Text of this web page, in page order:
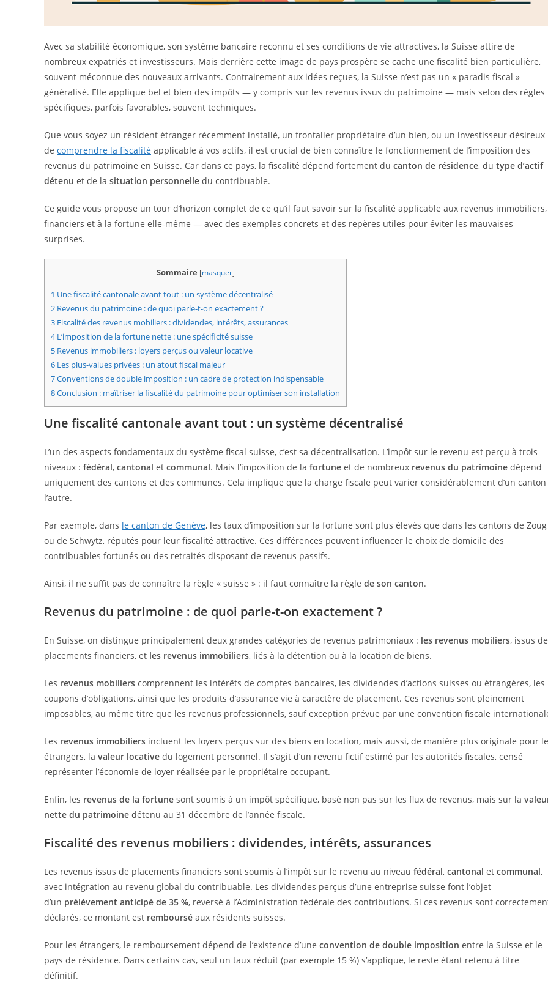
Avec sa stabilité économique, son système bancaire reconnu et ses conditions de vie attractives, la Suisse attire de
nombreux expatriés et investisseurs. Mais derrière cette image de pays prospère se cache une fiscalité bien particulière,
souvent méconnue des nouveaux arrivants. Contrairement aux idées reçues, la Suisse n’est pas un « paradis fiscal »
généralisé. Elle applique bel et bien des impôts — y compris sur les revenus issus du patrimoine — mais selon des règles
spécifiques, parfois favorables, souvent techniques.
Que vous soyez un résident étranger récemment installé, un frontalier propriétaire d’un bien, ou un investisseur désireux
de comprendre la fiscalité applicable à vos actifs, il est crucial de bien connaître le fonctionnement de l’imposition des
revenus du patrimoine en Suisse. Car dans ce pays, la fiscalité dépend fortement du canton de résidence, du type d’actif
détenu et de la situation personnelle du contribuable.
Ce guide vous propose un tour d’horizon complet de ce qu’il faut savoir sur la fiscalité applicable aux revenus immobiliers,
financiers et à la fortune elle-même — avec des exemples concrets et des repères utiles pour éviter les mauvaises
surprises.
Sommaire [masquer]
1 Une fiscalité cantonale avant tout : un système décentralisé
2 Revenus du patrimoine : de quoi parle-t-on exactement ?
3 Fiscalité des revenus mobiliers : dividendes, intérêts, assurances
4L’imposition de la fortune nette : une spécificité suisse
5 Revenus immobiliers : loyers perçus ou valeur locative
6 Les plus-values privées : un atout fiscal majeur
7Conventions de double imposition : un cadre de protection indispensable
8Conclusion : maîtriser la fiscalité du patrimoine pour optimiser son installation
Une fiscalité cantonale avant tout : un système décentralisé
L’un des aspects fondamentaux du système fiscal suisse, c’est sa décentralisation. L’impôt sur le revenu est perçu à trois
niveaux : fédéral, cantonal et communal. Mais l’imposition de la fortune et de nombreux revenus du patrimoine dépend
uniquement des cantons et des communes. Cela implique que la charge fiscale peut varier considérablement d’un canton
l’autre.
Par exemple, dans le canton de Genève, les taux d’imposition sur la fortune sont plus élevés que dans les cantons de Zoug
ou de Schwytz, réputés pour leur fiscalité attractive. Ces différences peuvent influencer le choix de domicile des
contribuables fortunés ou des retraités disposant de revenus passifs.
Ainsi, il ne suffit pas de connaître la règle « suisse » : il faut connaître la règle de son canton.
Revenus du patrimoine : de quoi parle-t-on exactement ?
En Suisse, on distingue principalement deux grandes catégories de revenus patrimoniaux : les revenus mobiliers, issus de
placements financiers, et les revenus immobiliers, liés à la détention ou à la location de biens.
Les revenus mobiliers comprennent les intérêts de comptes bancaires, les dividendes d’actions suisses ou étrangères, les
coupons d’obligations, ainsi que les produits d’assurance vie à caractère de placement. Ces revenus sont pleinement
imposables, au même titre que les revenus professionnels, sauf exception prévue par une convention fiscale
Les revenus immobiliers incluent les loyers perçus sur des biens en location, mais aussi, de manière plus originale pour
étrangers, la valeur locative du logement personnel. Il s’agit d’un revenu fictif estimé par les autorités fiscales, censé
représenter l’économie de loyer réalisée par le propriétaire occupant.
Enfin, les revenus de la fortune sont soumis à un impôt spécifique, basé non pas sur les flux de revenus, mais sur la
nette du patrimoine détenu au 31 décembre de l’année fiscale.
Fiscalité des revenus mobiliers : dividendes, intérêts, assurances
Les revenus issus de placements financiers sont soumis à l’impôt sur le revenu au niveau fédéral, cantonal et communal,
avec intégration au revenu global du contribuable. Les dividendes perçus d’une entreprise suisse font l’objet
d’un prélèvement anticipé de 35 %, reversé à l’Administration fédérale des contributions. Si ces revenus sont
déclarés, ce montant est remboursé aux résidents suisses.
Pour les étrangers, le remboursement dépend de l’existence d’une convention de double imposition entre la Suisse et le
pays de résidence. Dans certains cas, seul un taux réduit (par exemple 15 %) s’applique, le reste étant retenu à titre
définitif.